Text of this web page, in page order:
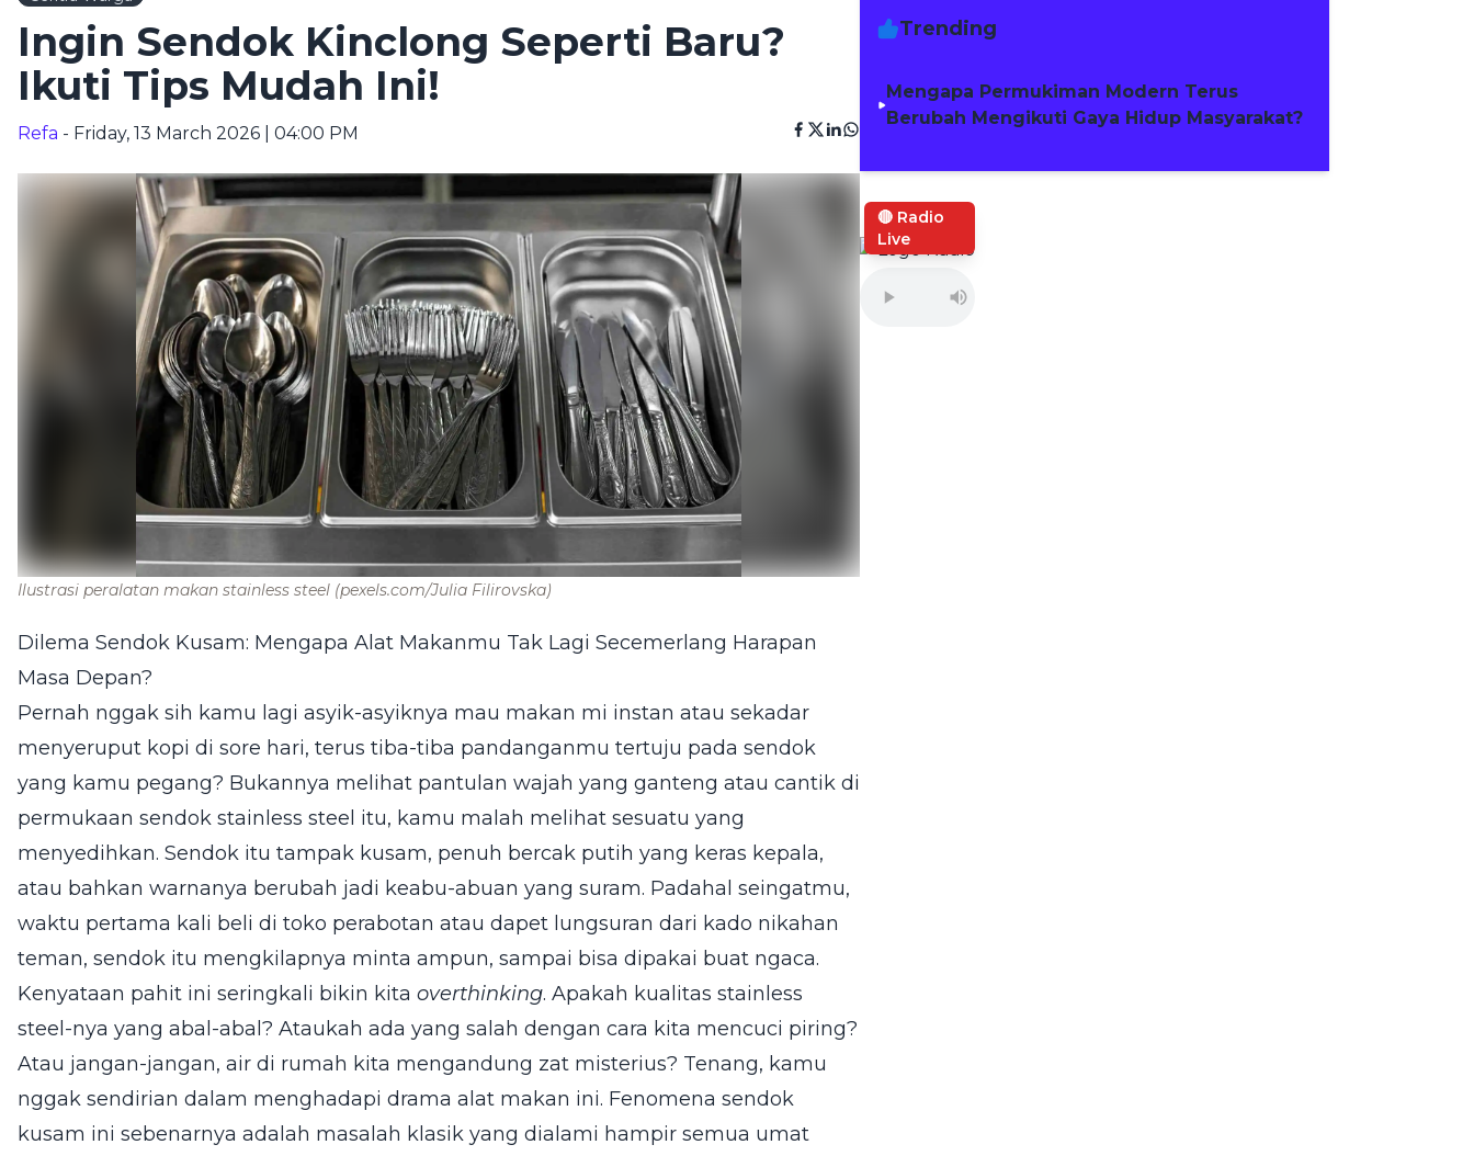
Ingin Sendok Kinclong Seperti Baru?
Ikuti Tips Mudah Ini!
Refa - Friday, 13 March 2026 | 04:00 PM
Ilustrasi peralatan makan stainless steel (pexels.com/Julia Filirovska)
Dilema Sendok Kusam: Mengapa Alat Makanmu Tak Lagi Secemerlang Harapan
Masa Depan?
Pernah nggak sih kamu lagi asyik-asyiknya mau makan mi instan atau sekadar
menyeruput kopi di sore hari, terus tiba-tiba pandanganmu tertuju pada sendok
yang kamu pegang? Bukannya melihat pantulan wajah yang ganteng atau cantik di
permukaan sendok stainless steel itu, kamu malah melihat sesuatu yang
menyedihkan. Sendok itu tampak kusam, penuh bercak putih yang keras kepala,
atau bahkan warnanya berubah jadi keabu-abuan yang suram. Padahal seingatmu,
waktu pertama kali beli di toko perabotan atau dapet lungsuran dari kado nikahan
teman, sendok itu mengkilapnya minta ampun, sampai bisa dipakai buat ngaca.
Kenyataan pahit ini seringkali bikin kita overthinking. Apakah kualitas stainless
steel-nya yang abal-abal? Ataukah ada yang salah dengan cara kita mencuci piring?
Atau jangan-jangan, air di rumah kita mengandung zat misterius? Tenang, kamu
nggak sendirian dalam menghadapi drama alat makan ini. Fenomena sendok
kusam ini sebenarnya adalah masalah klasik yang dialami hampir semua umat
Trending
Mengapa Permukiman Modern Terus
Berubah Mengikuti Gaya Hidup Masyarakat?
🔴 Radio
Live